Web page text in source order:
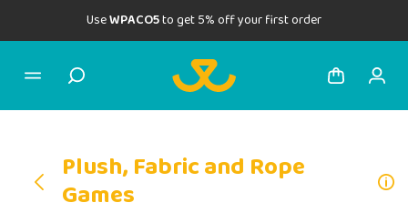
UseWPACO5to get 5% off your first order
Plush, Fabric and Rope
Games